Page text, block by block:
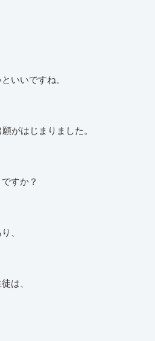
いいですね。
がはじまりました。
すか？
、
は、